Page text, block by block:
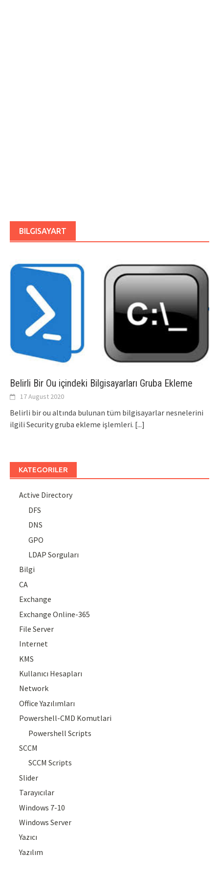
BILGISAYART
Belirli Bir Ou içindeki Bilgisayarları Gruba Ekleme
17 August 2020
Belirli bir ou altında bulunan tüm bilgisayarlar nesnelerini
ilgili Security gruba ekleme işlemleri. [...]
KATEGORILER
Active Directory
DFS
DNS
GPO
LDAP Sorguları
Bilgi
CA
Exchange
Exchange Online-365
File Server
Internet
KMS
Kullanıcı Hesapları
Network
Office Yazılımları
Powershell-CMD Komutlari
Powershell Scripts
SCCM
SCCM Scripts
Slider
Tarayıcılar
Windows 7-10
Windows Server
Yazıcı
Yazılım